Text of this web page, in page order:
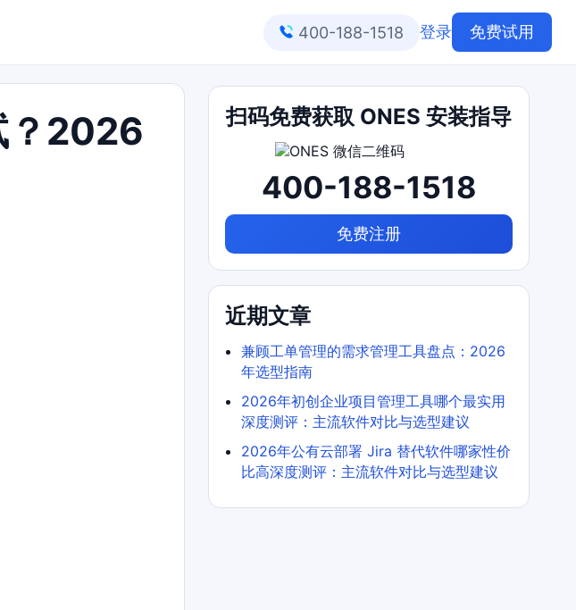
400-188-1518 登录 免费试用
？2026
扫码免费获取 ONES 安装指导
400-188-1518
免费注册
近期文章
兼顾工单管理的需求管理工具盘点：2026
年选型指南
2026年初创企业项目管理工具哪个最实用
深度测评：主流软件对比与选型建议
2026年公有云部署 Jira 替代软件哪家性价
比高深度测评：主流软件对比与选型建议